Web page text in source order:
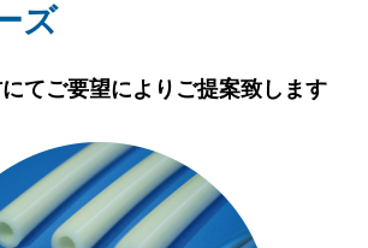
ズ
てご要望によりご提案致します